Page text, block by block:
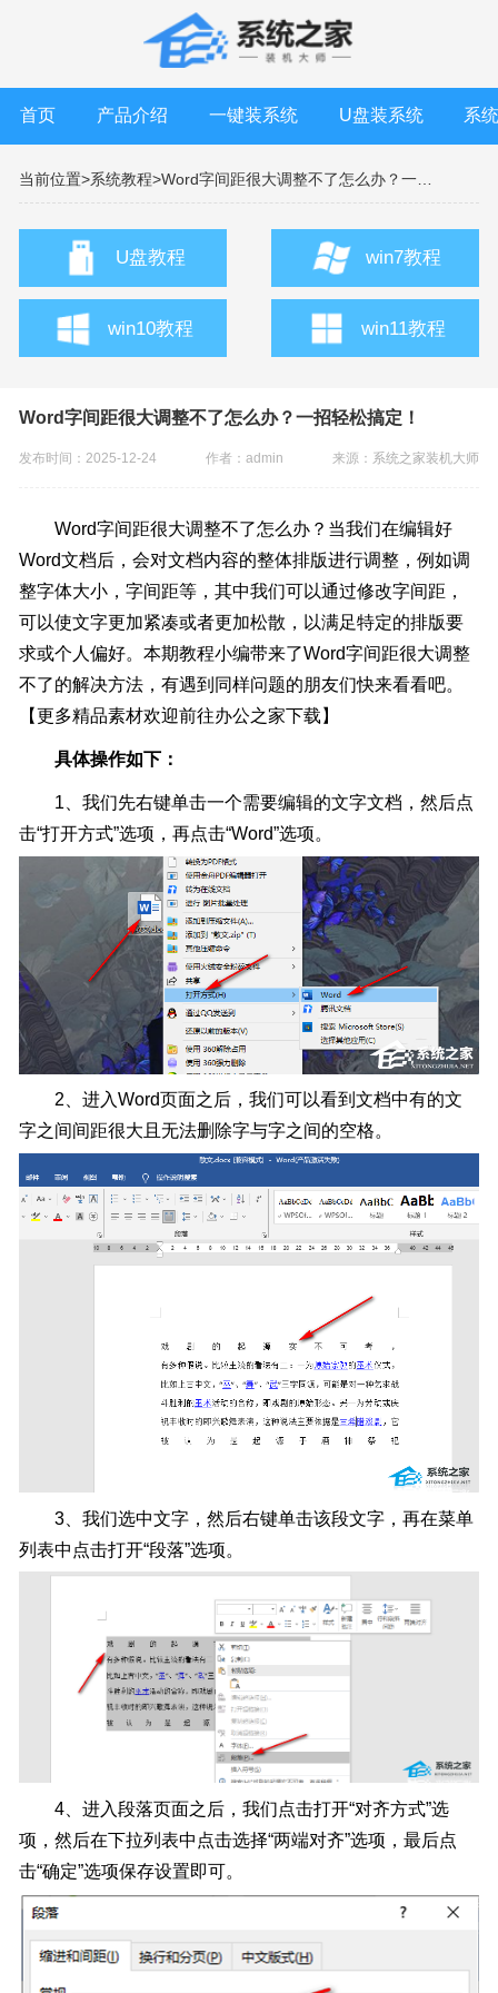
首页 产品介绍 一键装系统 U盘装系统 系
当前位置>系统教程> Word字间距很大调整不了怎么办？一招轻松搞定！
U盘教程 win7教程
win10教程 win11教程
Word字间距很大调整不了怎么办？一招轻松搞定！
发布时间：2025-12-24 作者：admin 来源： 系统之家装机大师
Word字间距很大调整不了怎么办？当我们在编辑好
Word文档后，会对文档内容的整体排版进行调整，例如调
整字体大小，字间距等，其中我们可以通过修改字间距，
可以使文字更加紧凑或者更加松散，以满足特定的排版要
求或个人偏好。本期教程小编带来了Word字间距很大调整
不了的解决方法，有遇到同样问题的朋友们快来看看吧。
【更多精品素材欢迎前往办公之家下载】
具体操作如下：
1、我们先右键单击一个需要编辑的文字文档，然后点
击“打开方式”选项，再点击“Word”选项。
2、进入Word页面之后，我们可以看到文档中有的文
字之间间距很大且无法删除字与字之间的空格。
3、我们选中文字，然后右键单击该段文字，再在菜单
列表中点击打开“段落”选项。
4、进入段落页面之后，我们点击打开“对齐方式”选
项，然后在下拉列表中点击选择“两端对齐”选项，最后点
击“确定”选项保存设置即可。